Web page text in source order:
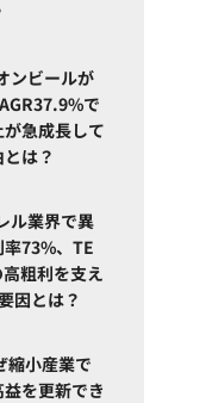
ンビールが
で
急成長して
は？
ル業界で異
73%、TE
粗利を支え
因とは？
縮小産業で
を更新でき